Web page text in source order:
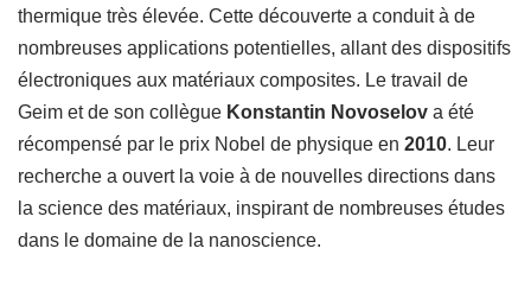
thermique très élevée. Cette découverte a conduit à de
nombreuses applications potentielles, allant des dispositifs
électroniques aux matériaux composites. Le travail de
Geim et de son collègue Konstantin Novoselov a été
récompensé par le prix Nobel de physique en 2010. Leur
recherche a ouvert la voie à de nouvelles directions dans
la science des matériaux, inspirant de nombreuses études
dans le domaine de la nanoscience.